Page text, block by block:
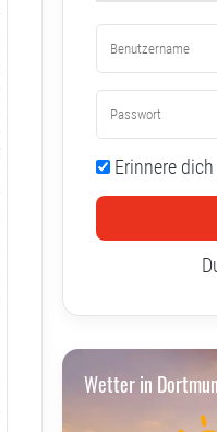
Erinnere
Wetter in